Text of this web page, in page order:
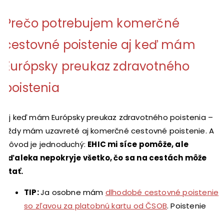
Prečo potrebujem komerčné
cestovné poistenie aj keď mám
Európsky preukaz zdravotného
poistenia
Aj keď mám Európsky preukaz zdravotného poistenia –
vždy mám uzavreté aj komerčné cestovné poistenie. A
dôvod je jednoduchý: EHIC mi síce pomôže, ale
zďaleka nepokryje všetko, čo sa na cestách môže
stať.
TIP:Ja osobne mám dlhodobé cestovné poistenie
so zľavou za platobnú kartu od ČSOB. Poistenie